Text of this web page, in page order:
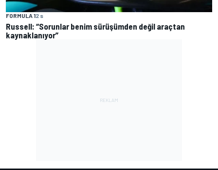
FORMULA 12 s
Russell: “Sorunlar benim sürüşümden değil araçtan
kaynaklanıyor”